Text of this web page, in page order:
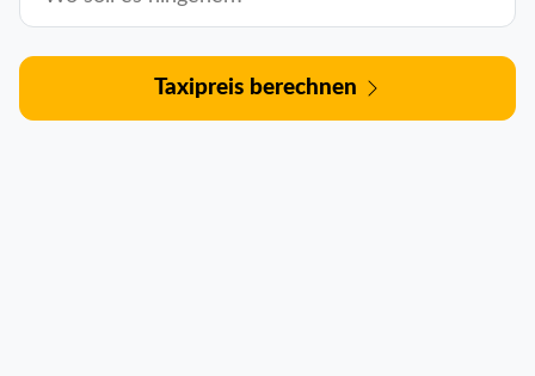
Taxipreis berechnen